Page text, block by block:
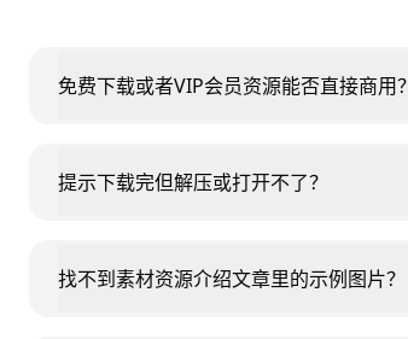
免费下载或者VIP会员资源能否直接商用？
提示下载完但解压或打开不了？
找不到素材资源介绍文章里的示例图片？